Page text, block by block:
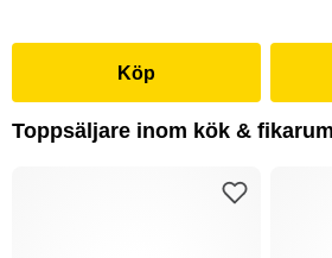
Köp
Toppsäljare inom kök & fikarum